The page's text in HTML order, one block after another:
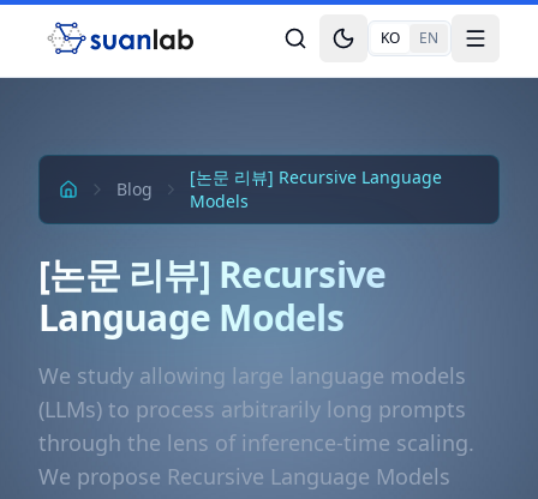
본문으로 건너뛰기
Toggle theme
KO EN Toggle
Blog
[논문 리뷰] Recursive Language
Models
[논문 리뷰] Recursive
Language Models
We study allowing large language models
(LLMs) to process arbitrarily long prompts
through the lens of inference-time scaling.
We propose Recursive Language Models